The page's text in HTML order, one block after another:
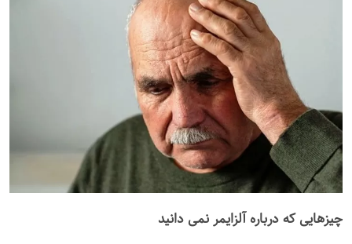
چیزهایی که درباره آلزایمر نمی دانید